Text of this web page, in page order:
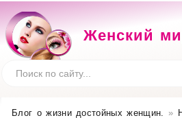
Женский
Блог о жизни достойных женщин​. »